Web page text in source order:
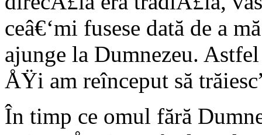
ceâ€‘mi fusese dată de a
ajunge la Dumnezeu.
ÅŸi am reînceput să
În timp ce omul fără